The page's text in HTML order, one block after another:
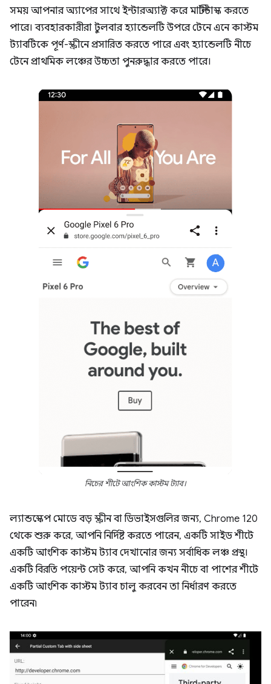
সময় আপনার অ্যাপের সাথে ইন্টারঅ্যাক্ট করে মাল্টিটাস্ক করতে
পারে। ব্যবহারকারীরা টুলবার হ্যান্ডেলটি উপরে টেনে এনে কাস্টম
ট্যাবটিকে পূর্ণ-স্ক্রীনে প্রসারিত করতে পারে এবং হ্যান্ডেলটি নীচে
টেনে প্রাথমিক লঞ্চের উচ্চতা পুনরুদ্ধার করতে পারে।
নিচের শীটে আংশিক কাস্টম ট্যাব।
ল্যান্ডস্কেপ মোডে বড় স্ক্রীন বা ডিভাইসগুলির জন্য, Chrome 120
থেকে শুরু করে, আপনি নির্দিষ্ট করতে পারেন, একটি সাইড শীটে
একটি আংশিক কাস্টম ট্যাব দেখানোর জন্য সর্বাধিক লঞ্চ প্রস্থ।
একটি বিরতি পয়েন্ট সেট করে, আপনি কখন নীচে বা পাশের শীটে
একটি আংশিক কাস্টম ট্যাব চালু করবেন তা নির্ধারণ করতে
পারেন৷